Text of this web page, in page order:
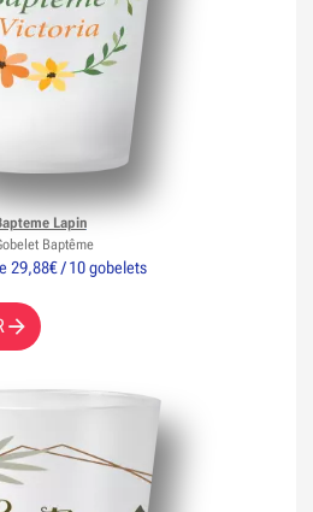
29,88€ / 10 gobelets
Lapin
Baptême